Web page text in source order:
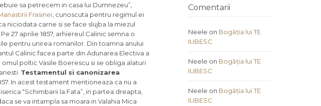
sa petrecem in casa lui Dumnezeu”,
Frasinei , cunoscuta pentru regimul ei
niciodata carne si se face slujba la miezul
Pe 27 aprilie 1857, arhiereul Calinic semna o
pentru unirea romanilor. Din toamna anului
Calinic facea parte din Adunarea Electiva a
poltic Vasile Boerescu si se obliga alaturi
Testamentul si canonizarea
In acest testament mentioneaza ca nu a
“Schimbarii la Fata”, in partea dreapta,
se va intampla sa moara in Valahia Mica
Comentarii
Neele on Bogăția lui TE
IUBESC
Neele on Bogăția lui TE
IUBESC
Neele on Bogăția lui TE
IUBESC